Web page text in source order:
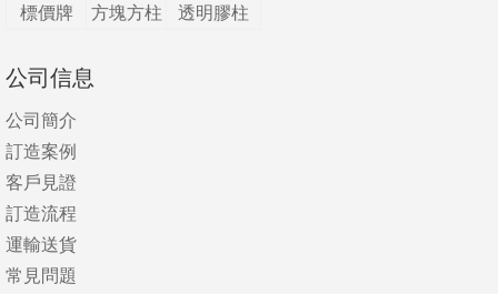
標價牌
方塊方柱 透明膠柱
公司信息
公司簡介
訂造案例
客戶見證
訂造流程
運輸送貨
常見問題